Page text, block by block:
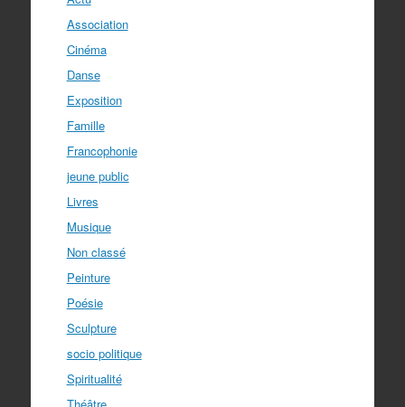
Association
Cinéma
Danse
Exposition
Famille
Francophonie
jeune public
Livres
Musique
Non classé
Peinture
Poésie
Sculpture
socio politique
Spiritualité